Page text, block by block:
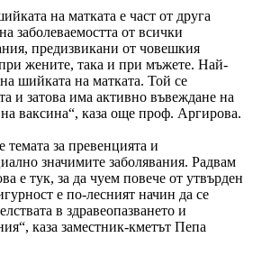
на матката е част от друга
заболеваемостта от всички
предизвикани от човешкия
жените, така и при мъжете. Най-
шийката на матката. Той се
и затова има активно въвеждане на
ваксина“, каза още проф. Аргирова.
за превенцията и
значимите заболявания. Радвам
е тук, за да чуем повече от утвърден
е по-лесният начин да се
в здравеопазването и
каза заместник-кметът Пепа